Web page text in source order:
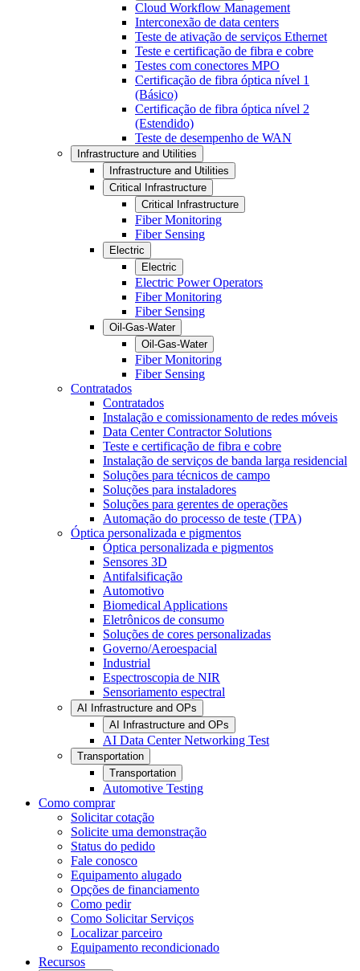
Cloud Workflow Management
Interconexão de data centers
Teste de ativação de serviços Ethernet
Teste e certificação de fibra e cobre
Testes com conectores MPO
Certificação de fibra óptica nível 1
(Básico)
Certificação de fibra óptica nível 2
(Estendido)
Teste de desempenho de WAN
Infrastructure and Utilities
Infrastructure and Utilities
Critical Infrastructure
Critical Infrastructure
Fiber Monitoring
Fiber Sensing
Electric
Electric
Electric Power Operators
Fiber Monitoring
Fiber Sensing
Oil-Gas-Water
Oil-Gas-Water
Fiber Monitoring
Fiber Sensing
Contratados
Contratados
Instalação e comissionamento de redes móveis
Data Center Contractor Solutions
Teste e certificação de fibra e cobre
Instalação de serviços de banda larga residencial
Soluções para técnicos de campo
Soluções para instaladores
Soluções para gerentes de operações
Automação do processo de teste (TPA)
Óptica personalizada e pigmentos
Óptica personalizada e pigmentos
Sensores 3D
Antifalsificação
Automotivo
Biomedical Applications
Eletrônicos de consumo
Soluções de cores personalizadas
Governo/Aeroespacial
Industrial
Espectroscopia de NIR
Sensoriamento espectral
AI Infrastructure and OPs
AI Infrastructure and OPs
AI Data Center Networking Test
Transportation
Transportation
Automotive Testing
Como comprar
Solicitar cotação
Solicite uma demonstração
Status do pedido
Fale conosco
Equipamento alugado
Opções de financiamento
Como pedir
Como Solicitar Serviços
Localizar parceiro
Equipamento recondicionado
Recursos